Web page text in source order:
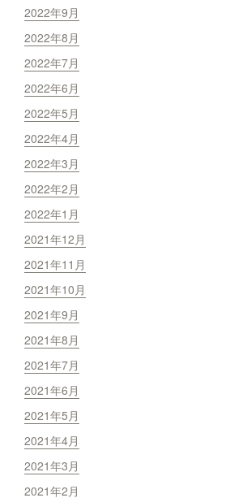
2022年9月
2022年8月
2022年7月
2022年6月
2022年5月
2022年4月
2022年3月
2022年2月
2022年1月
2021年12月
2021年11月
2021年10月
2021年9月
2021年8月
2021年7月
2021年6月
2021年5月
2021年4月
2021年3月
2021年2月